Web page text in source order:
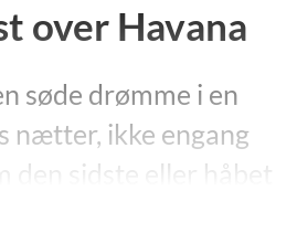
over Havana
søde drømme i en
nætter, ikke engang
den sidste eller håbet